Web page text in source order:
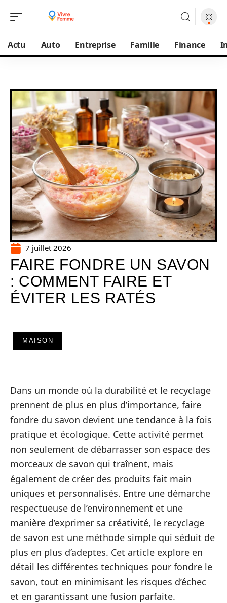
Actu Auto Entreprise Famille Finance
7 juillet 2026
FAIRE FONDRE UN SAVON
: COMMENT FAIRE ET
ÉVITER LES RATÉS
MAISON
Dans un monde où la durabilité et le recyclage
prennent de plus en plus d’importance, faire
fondre du savon devient une tendance à la fois
pratique et écologique. Cette activité permet
non seulement de débarrasser son espace des
morceaux de savon qui traînent, mais
également de créer des produits fait main
uniques et personnalisés. Entre une démarche
respectueuse de l’environnement et une
manière d’exprimer sa créativité, le recyclage
de savon est une méthode simple qui séduit de
plus en plus d’adeptes. Cet article explore en
détail les différentes techniques pour fondre le
savon, tout en minimisant les risques d’échec
et en garantissant une fusion parfaite.